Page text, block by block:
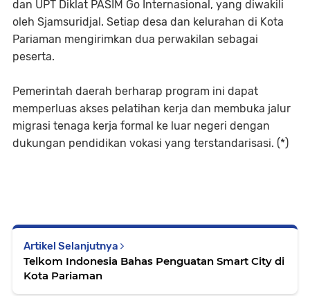
dan UPT Diklat PASIM Go Internasional, yang diwakili
oleh Sjamsuridjal. Setiap desa dan kelurahan di Kota
Pariaman mengirimkan dua perwakilan sebagai
peserta.
Pemerintah daerah berharap program ini dapat
memperluas akses pelatihan kerja dan membuka jalur
migrasi tenaga kerja formal ke luar negeri dengan
dukungan pendidikan vokasi yang terstandarisasi. (*)
Artikel Selanjutnya
Telkom Indonesia Bahas Penguatan Smart City di
Kota Pariaman